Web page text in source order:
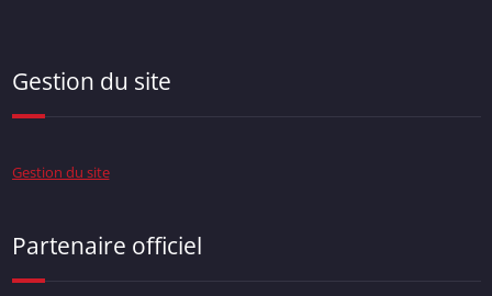
Gestion du site
Gestion du site
Partenaire officiel